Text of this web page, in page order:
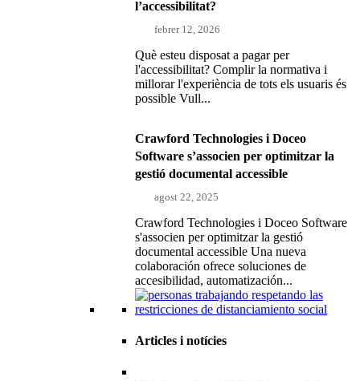
l’accessibilitat?
febrer 12, 2026
Què esteu disposat a pagar per
l'accessibilitat? Complir la normativa i
millorar l'experiència de tots els usuaris és
possible Vull...
Crawford Technologies i Doceo
Software s’associen per optimitzar la
gestió documental accessible
agost 22, 2025
Crawford Technologies i Doceo Software
s'associen per optimitzar la gestió
documental accessible Una nueva
colaboración ofrece soluciones de
accesibilidad, automatización...
Articles i notícies